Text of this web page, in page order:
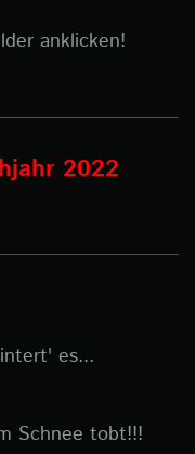
anklicken!
2022
es...
Schnee tobt!!!